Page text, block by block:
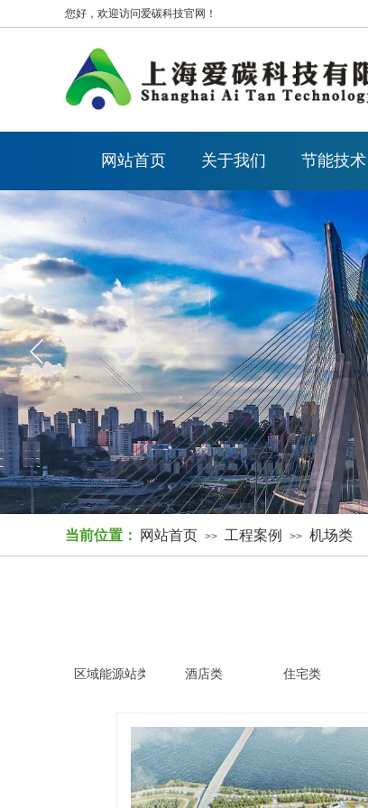
您好，欢迎访问爱碳科技官网！
网站首页 关于我们 节能技术
当前位置： 网站首页 >> 工程案例 >> 机场类
区域能源站类 酒店类 住宅类